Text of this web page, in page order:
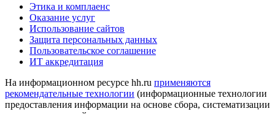
Этика и комплаенс
Оказание услуг
Использование сайтов
Защита персональных данных
Пользовательское соглашение
ИТ аккредитация
На информационном ресурсе hh.ru применяются
рекомендательные технологии (информационные технологии
предоставления информации на основе сбора, систематизации